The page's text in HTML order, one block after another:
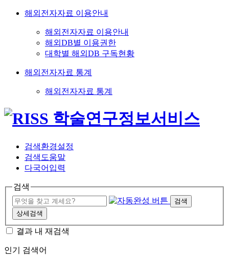
해외전자자료 이용안내
해외전자자료 이용안내
해외DB별 이용권한
대학별 해외DB 구독현황
해외전자자료 통계
해외전자자료 통계
검색환경설정
검색도움말
다국어입력
검색
검색
상세검색
결과 내 재검색
인기 검색어